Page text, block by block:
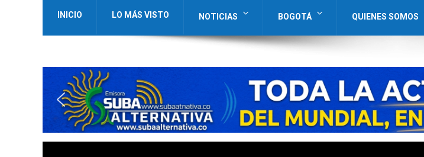
INICIO LO MÁS VISTO NOTICIAS BOGOTÁ QUIENES SOMOS